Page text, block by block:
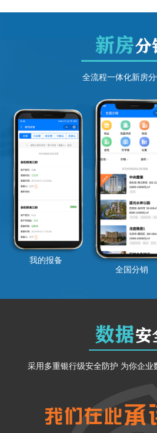
新房分
全流程一体化新房
我的报备
全国分销
数据安
采用多重银行级安全防护 为你企业